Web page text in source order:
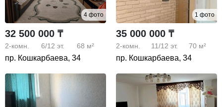
4 фото
32 500 000 ₸
2-комн. 6/12 эт. 68 м²
пр. Кошкарбаева, 34
1 фото
35 000 000 ₸
2-комн. 11/12 эт. 70 м²
пр. Кошкарбаева, 34